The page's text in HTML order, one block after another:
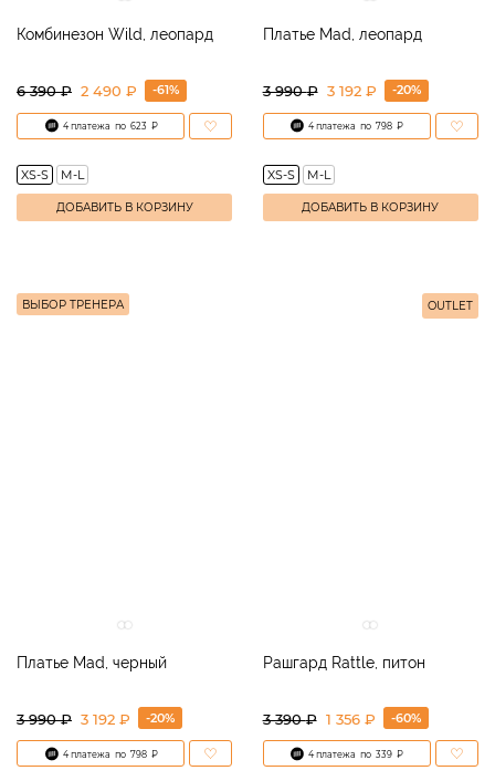
Комбинезон Wild, леопард
6 390₽ 2 490 ₽ -61%
4 платежа по 623 ₽
XS-S M-L
ДОБАВИТЬ В КОРЗИНУ
Платье Mad, леопард
3 990₽ 3 192 ₽ -20%
4 платежа по 798 ₽
XS-S M-L
ДОБАВИТЬ В КОРЗИНУ
ВЫБОР ТРЕНЕРА
Платье Mad, черный
3 990₽ 3 192 ₽ -20%
4 платежа по 798 ₽
OUTLET
Рашгард Rattle, питон
3 390₽ 1 356 ₽ -60%
4 платежа по 339 ₽